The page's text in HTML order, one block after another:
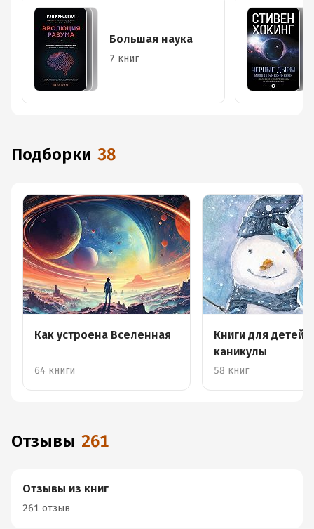
Большая наука
7 книг
Подборки 38
Как устроена Вселенная
64 книги
Книги для детей
каникулы
58 книг
Отзывы 261
Отзывы из книг
261 отзыв